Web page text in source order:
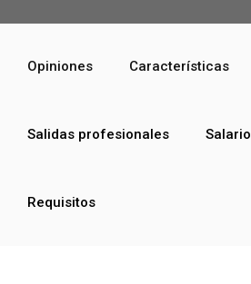
Opiniones Características
Salidas profesionales Salario
Requisitos